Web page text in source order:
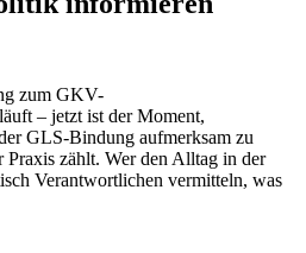
zum GKV-
– jetzt ist der Moment,
GLS-Bindung aufmerksam zu
Praxis zählt. Wer den Alltag in der
Verantwortlichen vermitteln, was